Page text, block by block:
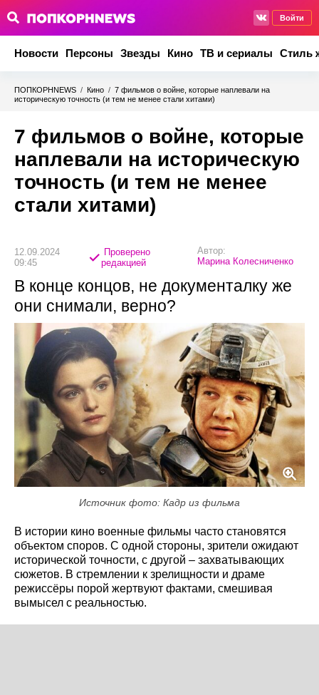
Войти
Новости Персоны Звезды Кино ТВ и сериалы Стиль
ПОПКОРНNEWS / Кино / 7 фильмов о войне, которые наплевали на
историческую точность (и тем не менее стали хитами)
7 фильмов о войне, которые
наплевали на историческую
точность (и тем не менее
стали хитами)
12.09.2024
09:45
Проверено
редакцией
Автор:
Марина Колесниченко
В конце концов, не документалку же
они снимали, верно?
Источник фото: Кадр из фильма
В истории кино военные фильмы часто становятся
объектом споров. С одной стороны, зрители ожидают
исторической точности, с другой – захватывающих
сюжетов. В стремлении к зрелищности и драме
режиссёры порой жертвуют фактами, смешивая
вымысел с реальностью.